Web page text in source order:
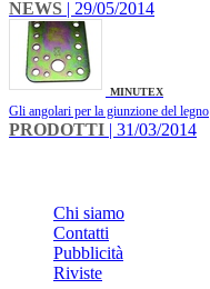
NEWS | 29/05/2014
MINUTEX
Gli angolari per la giunzione del legno
PRODOTTI | 31/03/2014
Chi siamo
Contatti
Pubblicità
Riviste